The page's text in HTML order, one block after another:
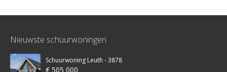
Nieuwste schuurwoningen
Schuurwoning Leuth - 3878
€ 505 000